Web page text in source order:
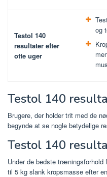
Testol 140
resultater efter
otte uger
og
Testol 140
Brugere, der holder trit med de
begynde at se nogle betydelige
Testol 140
Under de bedste
til 5 kg slank kropsmasse efter